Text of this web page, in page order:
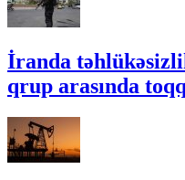
İranda
qrup arasında